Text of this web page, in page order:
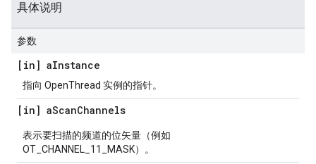
具体说明
参数
[in] aInstance
指向 OpenThread 实例的指针。
[in] aScanChannels
表示要扫描的频道的位矢量（例如
OT_CHANNEL_11_MASK）。